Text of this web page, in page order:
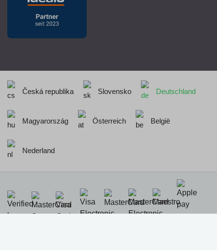
Česká republika Slovensko Deutschland
Magyarország Österreich België
Nederland